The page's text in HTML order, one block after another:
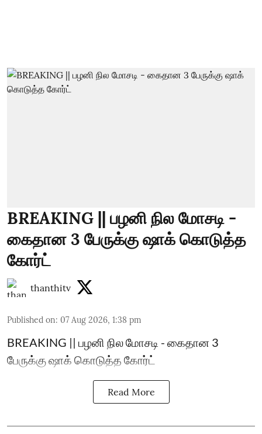
BREAKING || பழனி நில மோசடி -
கைதான 3 பேருக்கு ஷாக் கொடுத்த
கோர்ட்
thanthitv
Published on: 07 Aug 2026, 1:38 pm
BREAKING || பழனி நில மோசடி - கைதான 3
பேருக்கு ஷாக் கொடுத்த கோர்ட்
Read More